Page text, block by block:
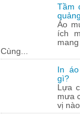
Tầm
Áo
ích
Cùng...
In
gì?
Lựa
mưa
vị